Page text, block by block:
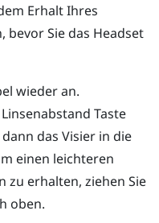
Erhalt Ihres
Sie das Headset
wieder an.
Taste
das Visier in die
einen leichteren
zu erhalten, ziehen Sie
oben.